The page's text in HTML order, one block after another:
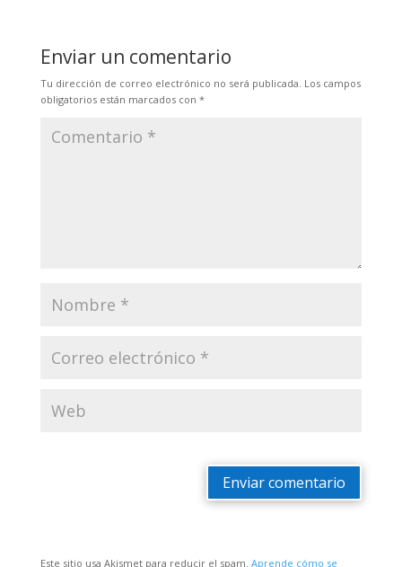
Enviar un comentario
Tu dirección de correo electrónico no será publicada. Los campos
obligatorios están marcados con *
Enviar comentario
Este sitio usa Akismet para reducir el spam. Aprende cómo se